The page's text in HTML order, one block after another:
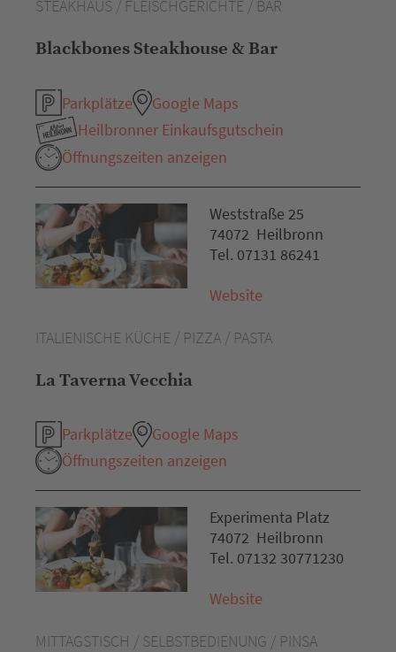
STEAKHAUS / FLEISCHGERICHTE / BAR
Blackbones Steakhouse & Bar
Parkplätze
Google Maps
Heilbronner Einkaufsgutschein
Öffnungszeiten anzeigen
ITALIENISCHE KÜCHE / PIZZA / PASTA
La Taverna Vecchia
Parkplätze
Google Maps
Öffnungszeiten anzeigen
Weststraße 25
74072 Heilbronn
Tel. 07131 86241
Website
MITTAGSTISCH / SELBSTBEDIENUNG / PINSA
Experimenta Platz
74072 Heilbronn
Tel. 07132 30771230
Website